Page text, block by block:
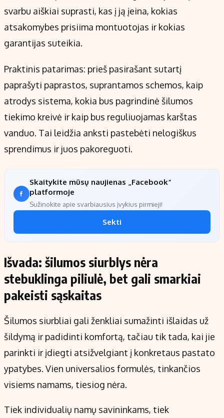
svarbu aiškiai suprasti, kas į ją įeina, kokias
atsakomybes prisiima montuotojas ir kokias
garantijas suteikia.
Praktinis patarimas: prieš pasirašant sutartį
paprašyti paprastos, suprantamos schemos, kaip
atrodys sistema, kokia bus pagrindinė šilumos
tiekimo kreivė ir kaip bus reguliuojamas karštas
vanduo. Tai leidžia anksti pastebėti nelogiškus
sprendimus ir juos pakoreguoti.
Skaitykite mūsų naujienas „Facebook“
platformoje
Sužinokite apie svarbiausius įvykius pirmieji!
Sekti
Išvada: šilumos siurblys nėra
stebuklinga piliulė, bet gali smarkiai
pakeisti sąskaitas
Šilumos siurbliai gali ženkliai sumažinti išlaidas už
šildymą ir padidinti komfortą, tačiau tik tada, kai jie
parinkti ir įdiegti atsižvelgiant į konkretaus pastato
ypatybes. Vien universalios formulės, tinkančios
visiems namams, tiesiog nėra.
Tiek individualių namų savininkams, tiek